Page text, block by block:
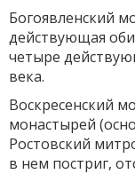
Богоявленский
действующая
четыре
века.
Воскресенский
монастырей
Ростовский
в нем постриг,